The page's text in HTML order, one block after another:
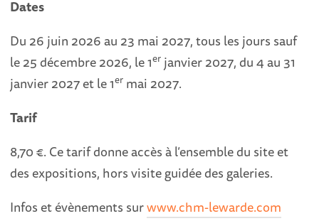
Dates
Du 26 juin 2026 au 23 mai 2027, tous les jours sauf
le 25 décembre 2026, le 1er janvier 2027, du 4 au 31
janvier 2027 et le 1er mai 2027.
Tarif
8,70 €. Ce tarif donne accès à l’ensemble du site et
des expositions, hors visite guidée des galeries.
Infos et évènements surwww.chm-lewarde.com